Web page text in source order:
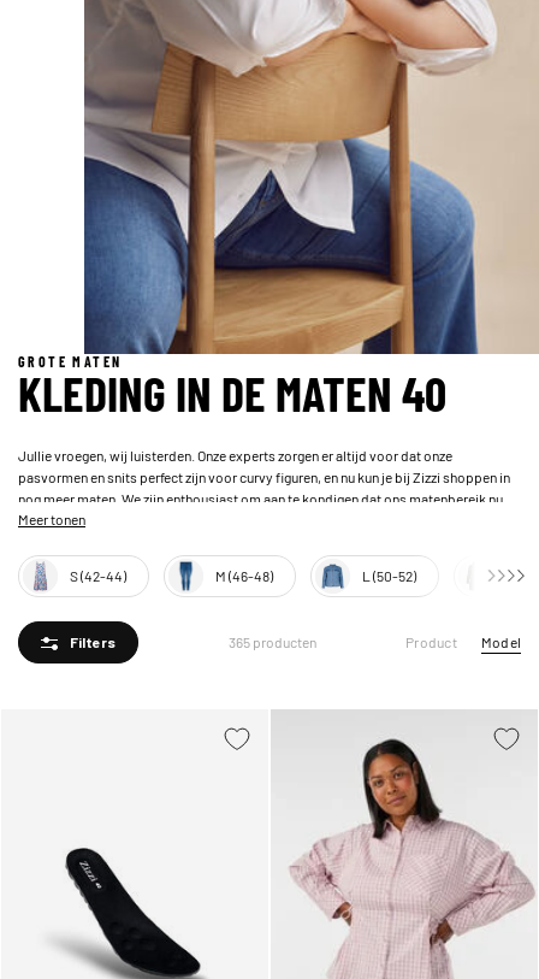
GROTE MATEN
KLEDING IN DE MATEN 40
Jullie vroegen, wij luisterden. Onze experts zorgen er altijd voor dat onze
pasvormen en snits perfect zijn voor curvy figuren, en nu kun je bij Zizzi shoppen in
nog meer maten. We zijn enthousiast om aan te kondigen dat ons matenbereik nu
begint vanaf maat 40.
Meer tonen
S (42-44) M (46-48) L (50-52) XL
Filters 365 producten Product Model